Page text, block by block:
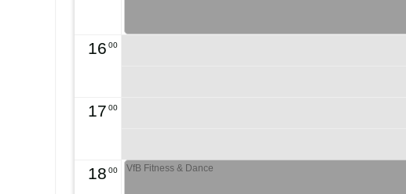
16 00
17 00
18 00 VfB Fitness & Dance